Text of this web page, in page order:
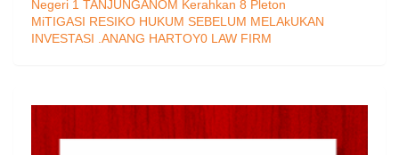
Negeri 1 TANJUNGANOM Kerahkan 8 Pleton
MiTIGASI RESIKO HUKUM SEBELUM MELAkUKAN
INVESTASI .ANANG HARTOY0 LAW FIRM